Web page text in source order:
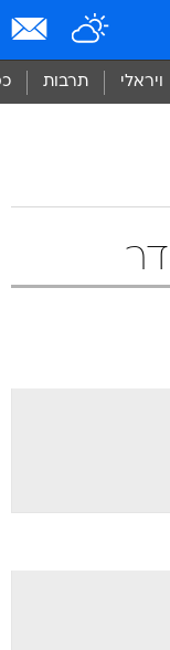
ויראלי תרבות